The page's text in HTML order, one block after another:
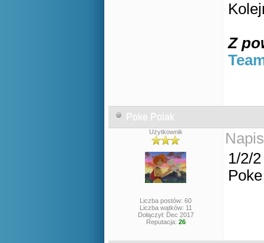
Z
Poke Polak
Użytkownik
Liczba postów: 60
Liczba wątków: 11
Dołączył: Dec 2017
Reputacja: 26
1/2/2